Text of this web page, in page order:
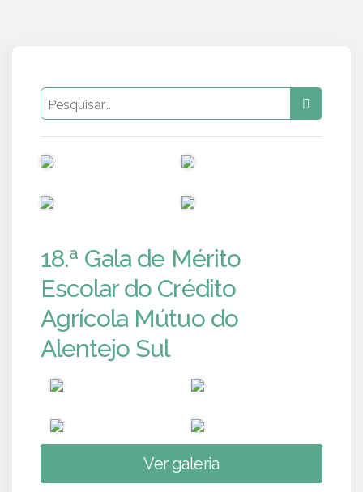
18.ª Gala de Mérito
Escolar do Crédito
Agrícola Mútuo do
Alentejo Sul
Ver galeria